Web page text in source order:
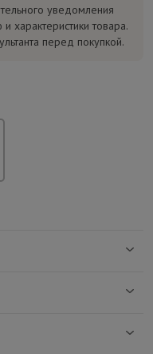
уведомления
характеристики товара.
перед покупкой.